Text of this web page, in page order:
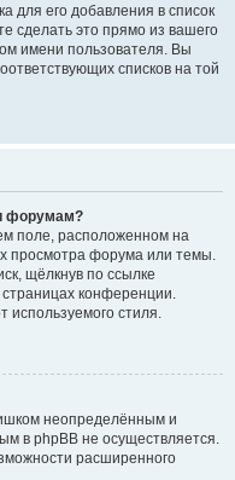
для его добавления в список
сделать это прямо из вашего
имени пользователя. Вы
списков на той
форумам?
поле, расположенном на
просмотра форума или темы.
щёлкнув по ссылке
конференции.
используемого стиля.
неопределённым и
в phpBB не осуществляется.
расширенного